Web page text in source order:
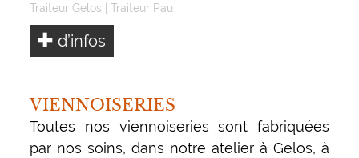
Traiteur Gelos |Traiteur Pau
d’infos
VIENNOISERIES
Toutes nos viennoiseries sont fabriquées
par nos soins, dans notre atelier à Gelos, à